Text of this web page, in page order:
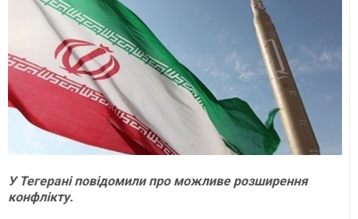
У Тегерані повідомили про можливе розширення
конфлікту.